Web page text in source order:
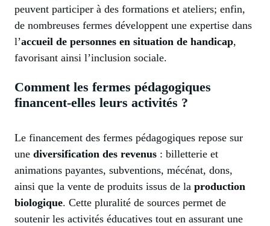
peuvent participer à des formations et ateliers; enfin,
de nombreuses fermes développent une expertise dans
l’accueil de personnes en situation de handicap,
favorisant ainsi l’inclusion sociale.
Comment les fermes pédagogiques
financent-elles leurs activités ?
Le financement des fermes pédagogiques repose sur
une diversification des revenus : billetterie et
animations payantes, subventions, mécénat, dons,
ainsi que la vente de produits issus de la production
biologique. Cette pluralité de sources permet de
soutenir les activités éducatives tout en assurant une